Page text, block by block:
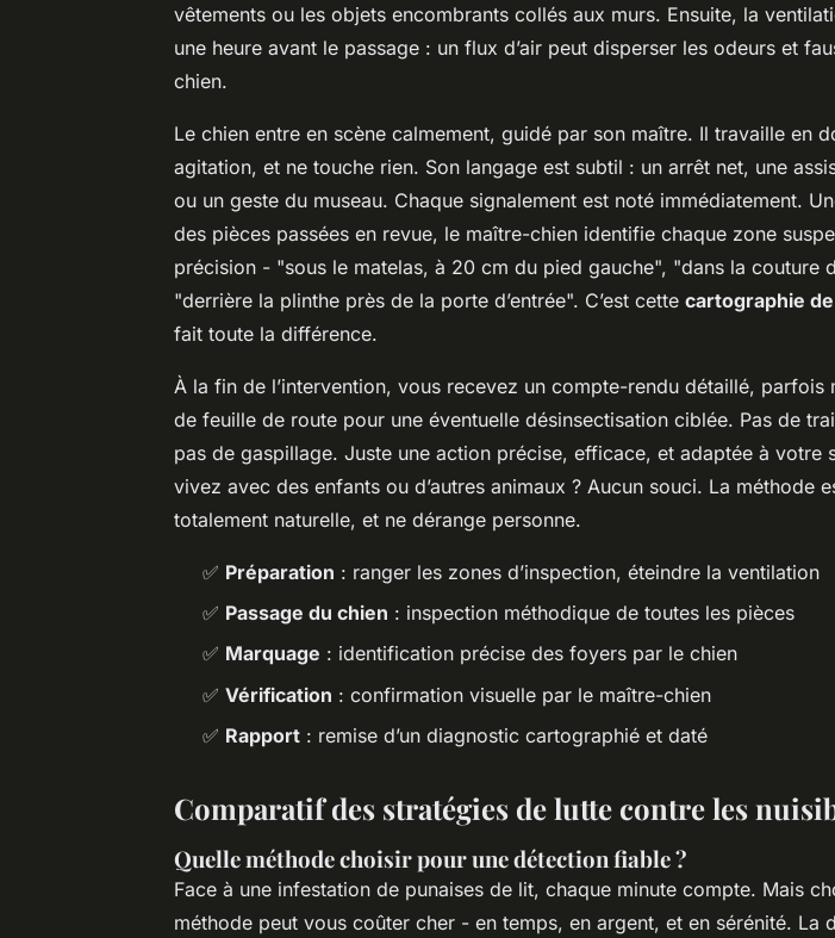
vêtements ou les objets encombrants collés aux murs. Ensuite, la
une heure avant le passage : un flux d’air peut disperser les odeurs et
chien.
Le chien entre en scène calmement, guidé par son maître. Il travaille en
agitation, et ne touche rien. Son langage est subtil : un arrêt net, une
ou un geste du museau. Chaque signalement est noté immédiatement.
des pièces passées en revue, le maître-chien identifie chaque zone
précision - "sous le matelas, à 20 cm du pied gauche", "dans la couture
"derrière la plinthe près de la porte d’entrée". C’est cette cartographie
fait toute la différence.
À la fin de l’intervention, vous recevez un compte-rendu détaillé, parfois
de feuille de route pour une éventuelle désinsectisation ciblée. Pas de
pas de gaspillage. Juste une action précise, efficace, et adaptée à votre
vivez avec des enfants ou d’autres animaux ? Aucun souci. La méthode
totalement naturelle, et ne dérange personne.
✅ Préparation : ranger les zones d’inspection, éteindre la ventilation
✅ Passage du chien : inspection méthodique de toutes les pièces
✅ Marquage : identification précise des foyers par le chien
✅ Vérification : confirmation visuelle par le maître-chien
✅ Rapport : remise d’un diagnostic cartographié et daté
Comparatif des stratégies de lutte contre les
Quelle méthode choisir pour une détection fiable ?
Face à une infestation de punaises de lit, chaque minute compte. Mais
méthode peut vous coûter cher - en temps, en argent, et en sérénité. La